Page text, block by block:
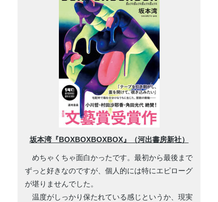
坂本湾『BOXBOXBOXBOX』（河出書房新社）
めちゃくちゃ面白かったです。最初から最後まで
ずっと好きなのですが、個人的には特にエピローグ
が堪りませんでした。
温度がしっかり保たれている感じというか、現実